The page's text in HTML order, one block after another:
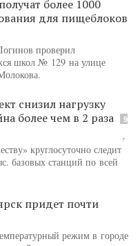
более 1000
для пищеблоков
проверил
школ № 129 на улице
снизил нагрузку
более чем в 2 раза
9
круглосуточно следит
базовых станций по всей
придет почти
режим в городе